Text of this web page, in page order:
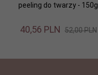
peeling do twarzy - 150g
40,56 PLN 52,00 PLN